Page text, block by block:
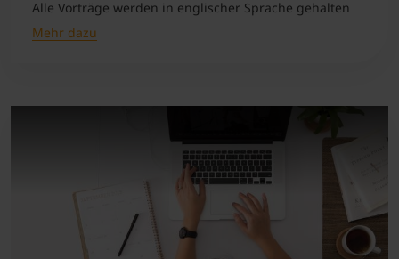
Alle Vorträge werden in englischer Sprache gehalten
Mehr dazu